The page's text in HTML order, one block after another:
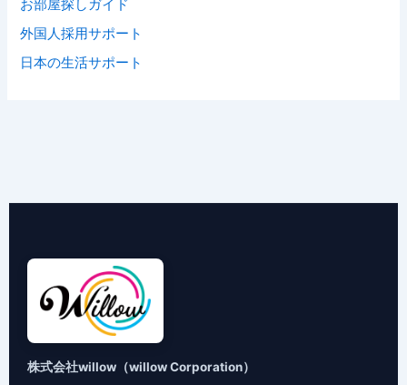
お部屋探しガイド
外国人採用サポート
日本の生活サポート
株式会社willow（willow Corporation）